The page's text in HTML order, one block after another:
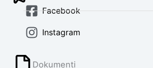
Facebook
Instagram
Dokumenti